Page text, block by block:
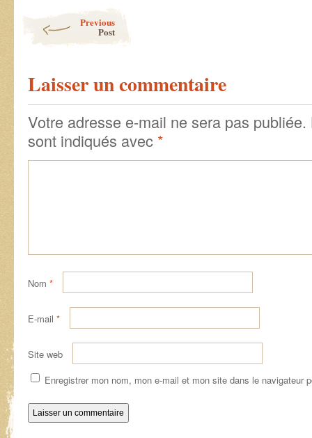
Previous
Post
Laisser un commentaire
Votre adresse e-mail ne sera pas publiée.
sont indiqués avec *
Nom *
E-mail *
Site web
Enregistrer mon nom, mon e-mail et mon site dans le navigateur